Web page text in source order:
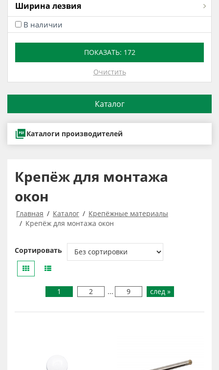
Ширина лезвия
В наличии
ПОКАЗАТЬ: 172
Очистить
Каталог
Каталоги производителей
Крепёж для монтажа
окон
Главная Каталог
Крепёжные материалы
Крепёж для монтажа окон
Сортировать
1 2 ... 9 след »